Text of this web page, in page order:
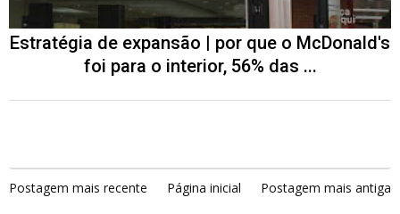
Estratégia de expansão | por que o McDonald's
foi para o interior, 56% das ...
Postagem mais recente Página inicial Postagem mais antiga